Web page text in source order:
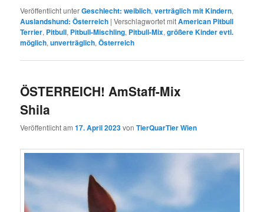
Veröffentlicht unterGeschlecht: weiblich,verträglich mit Kindern,
Auslandshund: Österreich |Verschlagwortet mitAmerican Pitbull
Terrier, Pitbull, Pitbull-Mischling, Pitbull-Mix,größere Kinder evtl.
möglich,unverträglich,Österreich
ÖSTERREICH! AmStaff-Mix
Shila
Veröffentlicht am17. April 2023vonTierQuarTier Wien